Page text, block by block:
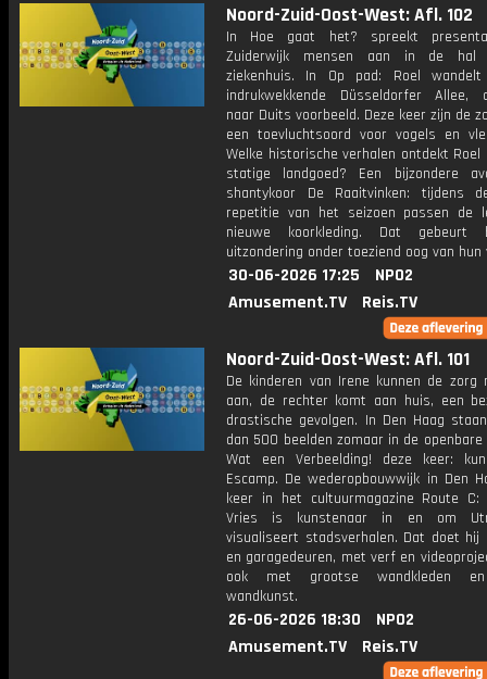
Noord-Zuid-Oost-West: Afl. 102
In Hoe gaat het? spreekt
Zuiderwijk mensen aan in de
ziekenhuis. In Op pad: Roel
indrukwekkende Düsseldorfer Allee,
naar Duits voorbeeld. Deze keer zijn de
een toevluchtsoord voor vogels en
Welke historische verhalen ontdekt
statige landgoed? Een bijzondere
shantykoor De Raaitvinken: tijdens
repetitie van het seizoen passen de
nieuwe koorkleding. Dat gebeurt
uitzondering onder toeziend oog van hun
30-06-2026 17:25
NPO2
Amusement.TV
Reis.TV
Noord-Zuid-Oost-West: Afl. 101
De kinderen van Irene kunnen de zorg
aan, de rechter komt aan huis, een
drastische gevolgen. In Den Haag
dan 500 beelden zomaar in de
Wat een Verbeelding! deze keer:
Escamp. De wederopbouwwijk in Den
keer in het cultuurmagazine Route C:
Vries is kunstenaar in en om
visualiseert stadsverhalen. Dat doet hij
en garagedeuren, met verf en
ook met grootse wandkleden
wandkunst.
26-06-2026 18:30
NPO2
Amusement.TV
Reis.TV